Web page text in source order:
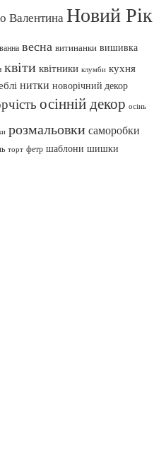
Валентина Новий Рік
ванна весна витинанки вишивка
квіти квітники клумби кухня
нитки новорічний декор
осінній декор осінь
розмальовки саморобки
торт фетр шаблони шишки